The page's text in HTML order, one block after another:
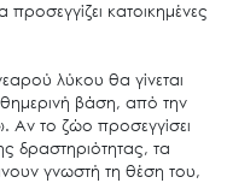
κατοικημένες
λύκου θα γίνεται
βάση, από την
Αν το ζώο προσεγγίσει
δραστηριότητας, τα
γνωστή τη θέση του,